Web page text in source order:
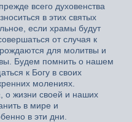
всего духовенства
в этих святых
если храмы будут
от случая к
для молитвы и
Будем помнить о нашем
к Богу в своих
молениях.
, о жизни своей и наших
в мире и
в эти дни.